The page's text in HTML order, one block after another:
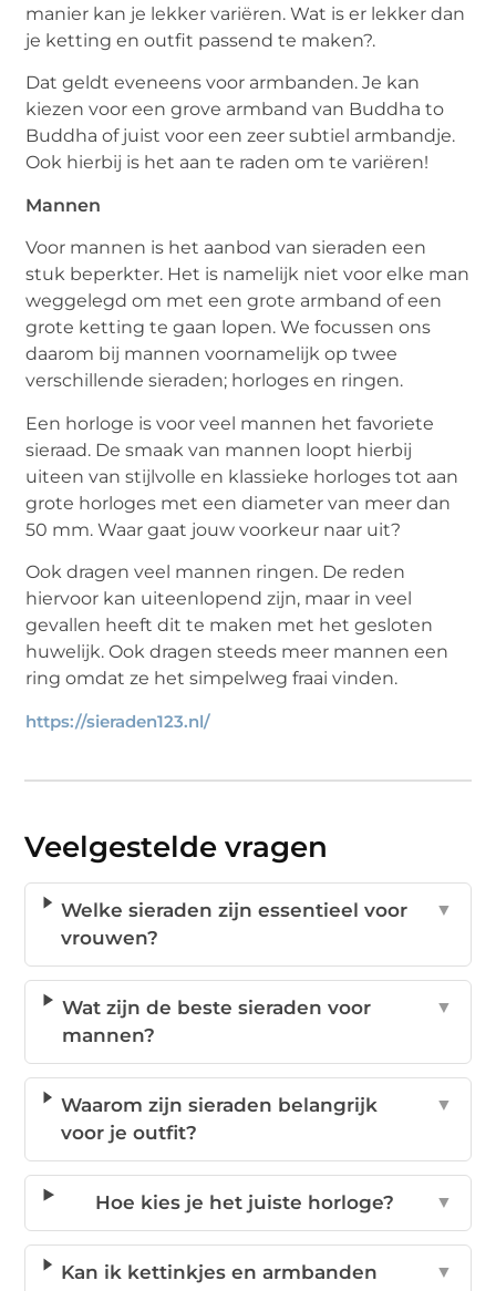
manier kan je lekker variëren. Wat is er lekker dan
je ketting en outfit passend te maken?.
Dat geldt eveneens voor armbanden. Je kan
kiezen voor een grove armband van Buddha to
Buddha of juist voor een zeer subtiel armbandje.
Ook hierbij is het aan te raden om te variëren!
Mannen
Voor mannen is het aanbod van sieraden een
stuk beperkter. Het is namelijk niet voor elke man
weggelegd om met een grote armband of een
grote ketting te gaan lopen. We focussen ons
daarom bij mannen voornamelijk op twee
verschillende sieraden; horloges en ringen.
Een horloge is voor veel mannen het favoriete
sieraad. De smaak van mannen loopt hierbij
uiteen van stijlvolle en klassieke horloges tot aan
grote horloges met een diameter van meer dan
50 mm. Waar gaat jouw voorkeur naar uit?
Ook dragen veel mannen ringen. De reden
hiervoor kan uiteenlopend zijn, maar in veel
gevallen heeft dit te maken met het gesloten
huwelijk. Ook dragen steeds meer mannen een
ring omdat ze het simpelweg fraai vinden.
https://sieraden123.nl/
Veelgestelde vragen
Welke sieraden zijn essentieel voor
vrouwen?
▼
Wat zijn de beste sieraden voor
mannen?
▼
Waarom zijn sieraden belangrijk
voor je outfit?
▼
Hoe kies je het juiste horloge? ▼
Kan ik kettinkjes en armbanden
▼